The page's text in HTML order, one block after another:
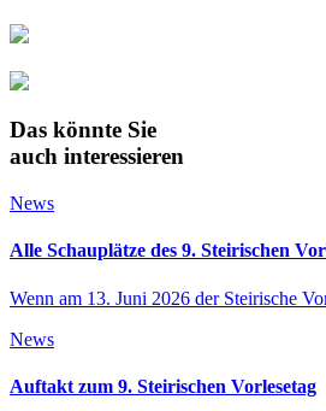
Das könnte Sie
auch interessieren
News
Alle Schauplätze des 9. Steirischen
Wenn am 13. Juni 2026 der Steirische
News
Auftakt zum 9. Steirischen Vorlesetag